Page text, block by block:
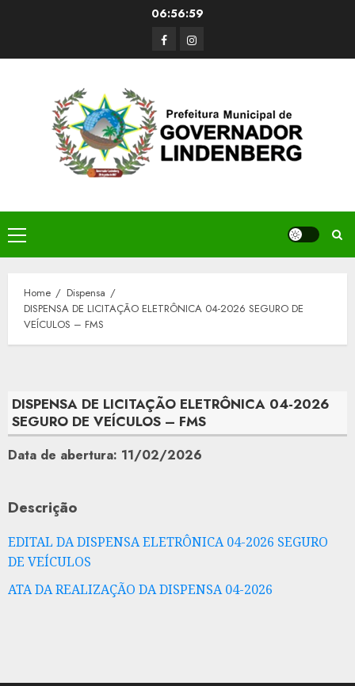
06:56:59
FacerbookInstagram
Primary
Menu
Home
Dispensa
DISPENSA DE LICITAÇÃO ELETRÔNICA 04-2026 SEGURO DE
VEÍCULOS – FMS
DISPENSA DE LICITAÇÃO ELETRÔNICA 04-2026
SEGURO DE VEÍCULOS – FMS
Data de abertura: 11/02/2026
Descrição
EDITAL DA DISPENSA ELETRÔNICA 04-2026 SEGURO
DE VEÍCULOS
ATA DA REALIZAÇÃO DA DISPENSA 04-2026